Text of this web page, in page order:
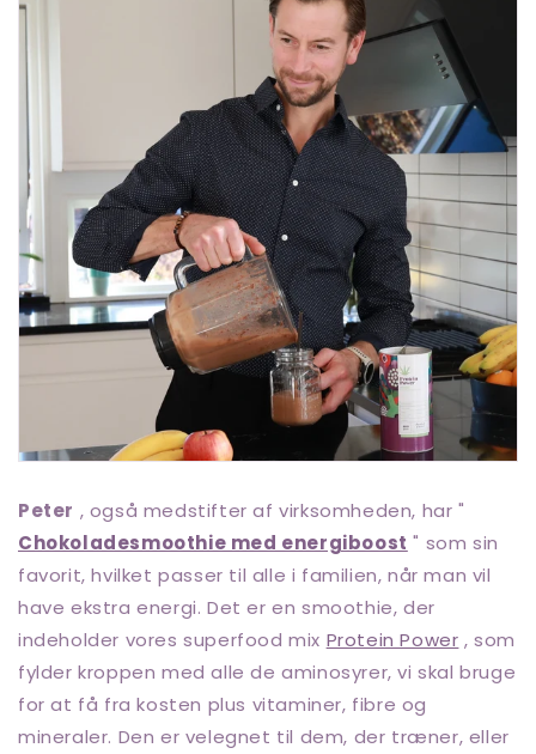
Peter , også medstifter af virksomheden, har "
Chokoladesmoothie med energiboost " som sin
favorit, hvilket passer til alle i familien, når man vil
have ekstra energi. Det er en smoothie, der
indeholder vores superfood mix Protein Power , som
fylder kroppen med alle de aminosyrer, vi skal bruge
for at få fra kosten plus vitaminer, fibre og
mineraler. Den er velegnet til dem, der træner, eller